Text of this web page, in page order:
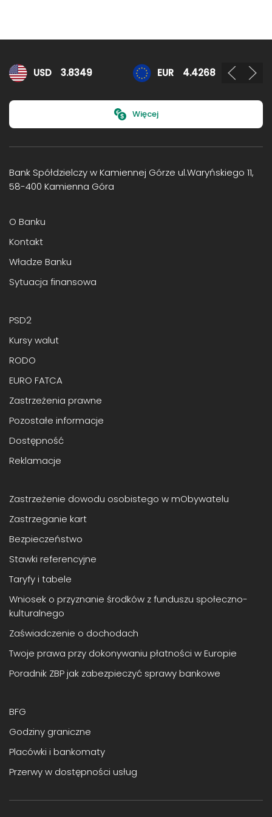
Kursy walut
USD 3.8349 EUR 4.4268
Więcej
Bank Spółdzielczy w Kamiennej Górze ul.Waryńskiego 11,
58-400 Kamienna Góra
O Banku
Kontakt
Władze Banku
Sytuacja finansowa
PSD2
Kursy walut
RODO
EURO FATCA
Zastrzeżenia prawne
Pozostałe informacje
Dostępność
Reklamacje
Zastrzeżenie dowodu osobistego w mObywatelu
Zastrzeganie kart
Bezpieczeństwo
Stawki referencyjne
Taryfy i tabele
Wniosek o przyznanie środków z funduszu społeczno-
kulturalnego
Zaświadczenie o dochodach
Twoje prawa przy dokonywaniu płatności w Europie
Poradnik ZBP jak zabezpieczyć sprawy bankowe
BFG
Godziny graniczne
Placówki i bankomaty
Przerwy w dostępności usług